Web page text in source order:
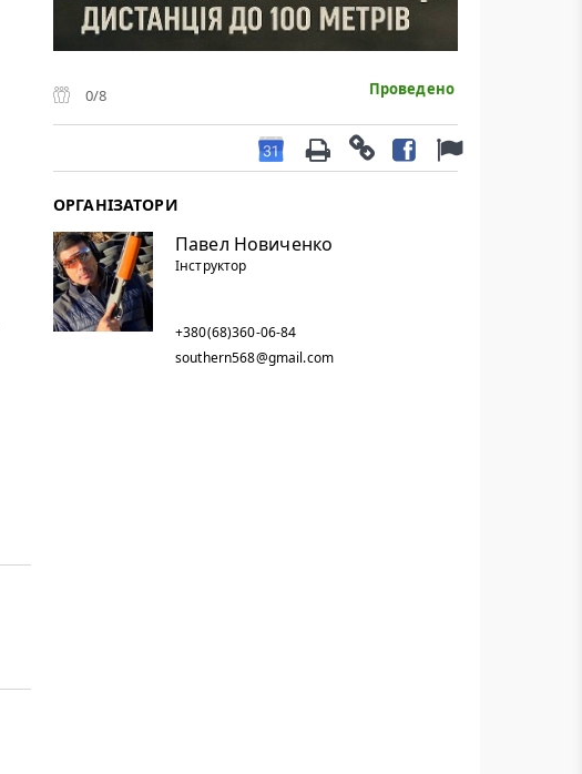
0/8 Проведено
ОРГАНІЗАТОРИ
Павел Новиченко
Інструктор
+380(68)360-06-84
southern568@gmail.com